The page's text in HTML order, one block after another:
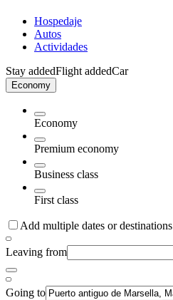
Hospedaje
Autos
Actividades
Stay addedFlight addedCar
Economy
Economy
Premium economy
Business class
First class
Add multiple dates or destinations
Leaving from
Going to